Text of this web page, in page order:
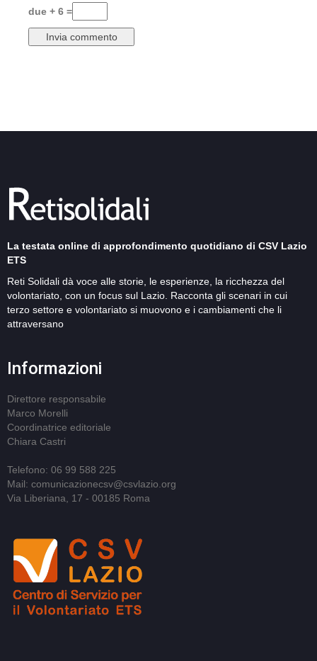
due + 6 =
La testata online di approfondimento quotidiano di CSV Lazio
ETS
Reti Solidali dà voce alle storie, le esperienze, la ricchezza del
volontariato, con un focus sul Lazio. Racconta gli scenari in cui
terzo settore e volontariato si muovono e i cambiamenti che li
attraversano
Informazioni
Direttore responsabile
Marco Morelli
Coordinatrice editoriale
Chiara Castri
Telefono: 06 99 588 225
Mail: comunicazionecsv@csvlazio.org
Via Liberiana, 17 - 00185 Roma